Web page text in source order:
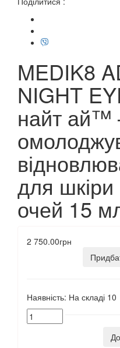
MEDIK8
NIGHT
найт
для
очей 15
2 750.00грн
Наявність: На складі 10